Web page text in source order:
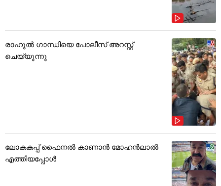
രാഹുൽ ഗാന്ധിയെ പോലീസ് അറസ്റ്റ്
ചെയ്യുന്നു
ലോകകപ്പ് ഫൈനൽ കാണാൻ മോഹൻലാൽ
എത്തിയപ്പോൾ